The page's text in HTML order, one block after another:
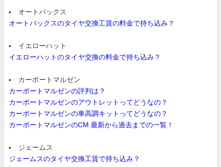
オートバックス
オートバックスのタイヤ交換工賃の料金で持ち込み？
イエローハット
イエローハットのタイヤ交換の料金で持ち込み？
カーポートマルゼン
カーポートマルゼンの評判は？
カーポートマルゼンのアウトレットってどうなの？
カーポートマルゼンの車高調キットってどうなの？
カーポートマルゼンのCM 最新から過去までの一覧！
ジェームス
ジェームスのタイヤ交換工賃で持ち込み？